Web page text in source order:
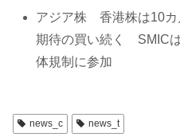
アジア株 香港株は10カ
期待の買い続く SMIC
体規制に参加
news_c news_t